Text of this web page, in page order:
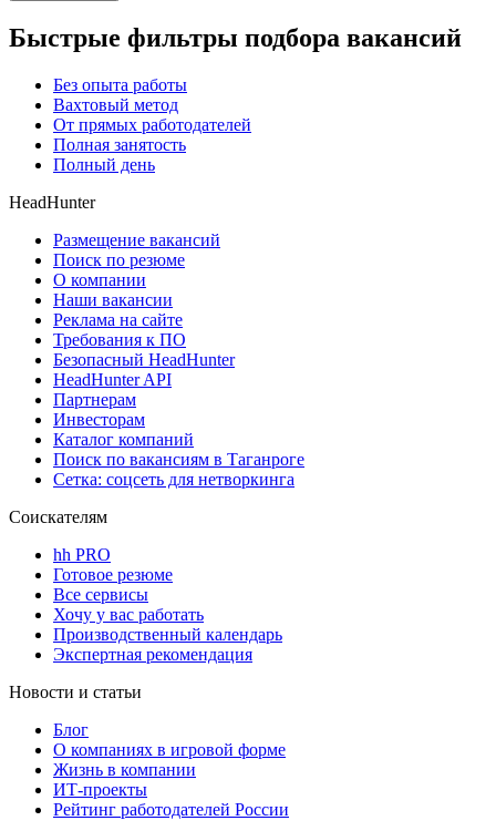
Быстрые фильтры подбора вакансий
Без опыта работы
Вахтовый метод
От прямых работодателей
Полная занятость
Полный день
HeadHunter
Размещение вакансий
Поиск по резюме
О компании
Наши вакансии
Реклама на сайте
Требования к ПО
Безопасный HeadHunter
HeadHunter API
Партнерам
Инвесторам
Каталог компаний
Поиск по вакансиям в Таганроге
Сетка: соцсеть для нетворкинга
Соискателям
hh PRO
Готовое резюме
Все сервисы
Хочу у вас работать
Производственный календарь
Экспертная рекомендация
Новости и статьи
Блог
О компаниях в игровой форме
Жизнь в компании
ИТ-проекты
Рейтинг работодателей России